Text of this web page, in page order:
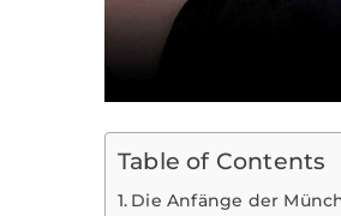
Table of Contents
Die Anfänge der